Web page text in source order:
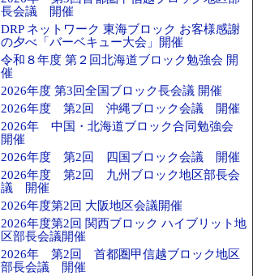
長会議 開催
DRP ネットワーク 東海ブロック お客様感謝
の夕べ「バーベキュー大会」開催
令和８年度 第２回北海道ブロック勉強会 開
催
2026年度 第3回全国ブロック長会議 開催
2026年度 第2回 沖縄ブロック会議 開催
2026年 中国・北海道ブロック合同勉強会
開催
2026年度 第2回 四国ブロック会議 開催
2026年度 第2回 九州ブロック地区部長会
議 開催
2026年度第2回 大阪地区会議開催
2026年度第2回 関西ブロック ハイブリット地
区部長会議開催
2026年 第2回 首都圏甲信越ブロック地区
部長会議 開催